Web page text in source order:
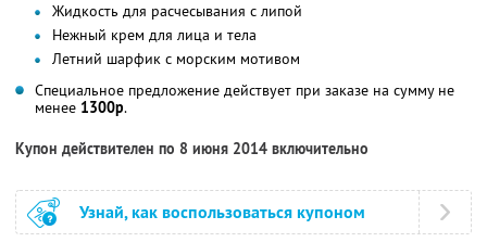
Жидкость для расчесывания с липой
Нежный крем для лица и тела
Летний шарфик с морским мотивом
Специальное предложение действует при заказе на сумму не
менее 1300р.
Купон действителен по 8 июня 2014 включительно
Узнай, как воспользоваться купоном